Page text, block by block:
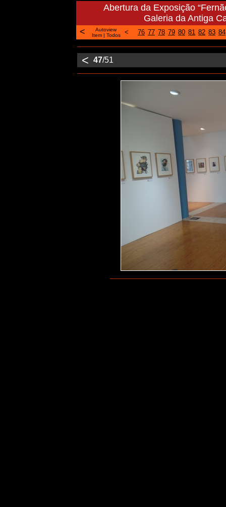
Abertura da Exposição
Galeria da Antiga
<
Autoview
Item| Todos < 76 77 78 79 80 81 82 83 84
< 47/51